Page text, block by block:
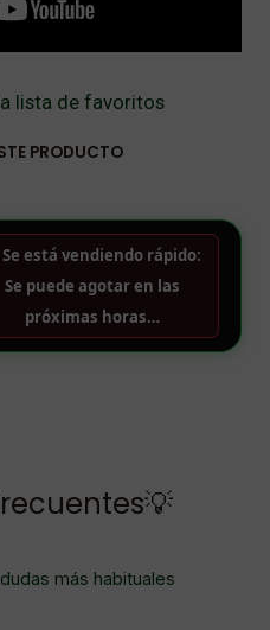
lista de favoritos
PRODUCTO
más habituales